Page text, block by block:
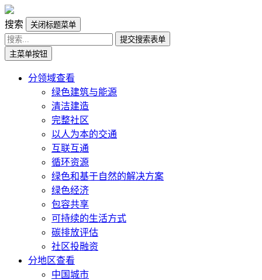
搜索
关闭标题菜单
提交搜索表单
主菜单按钮
分领域查看
绿色建筑与能源
清洁建造
完整社区
以人为本的交通
互联互通
循环资源
绿色和基于自然的解决方案
绿色经济
包容共享
可持续的生活方式
碳排放评估
社区投融资
分地区查看
中国城市